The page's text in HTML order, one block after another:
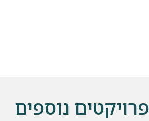
פרויקטים נוספים